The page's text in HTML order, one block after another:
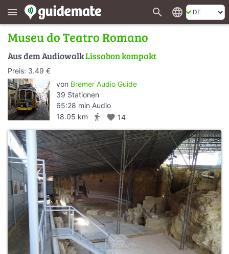
menu search language
Museu do Teatro Romano
Aus dem AudiowalkLissabon kompakt
Preis: 3.49 €
von Bremer Audio Guide
39 Stationen
65:28 min Audio
18.05 km
directions_walk favorite 14